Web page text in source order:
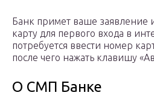
Банк примет ваше заявление
карту для первого входа в
потребуется ввести номер
после чего нажать клавишу
О СМП Банке